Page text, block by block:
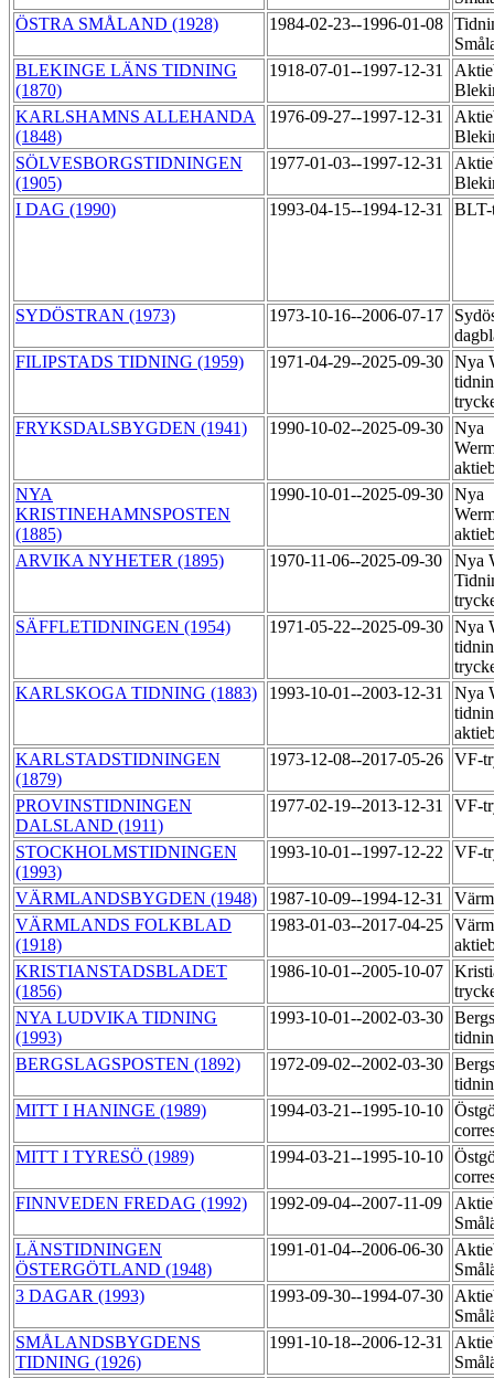
ÖSTRA SMÅLAND (1928)
1984-02-23--1996-01-08
BLEKINGE LÄNS TIDNING
(1870)
1918-07-01--1997-12-31
KARLSHAMNS ALLEHANDA
(1848)
1976-09-27--1997-12-31
SÖLVESBORGSTIDNINGEN
(1905)
1977-01-03--1997-12-31
I DAG (1990)
1993-04-15--1994-12-31
SYDÖSTRAN (1973) 1973-10-16--2006-07-17
FILIPSTADS TIDNING (1959)
1971-04-29--2025-09-30 Nya
FRYKSDALSBYGDEN (1941)
1990-10-02--2025-09-30 Nya
NYA
KRISTINEHAMNSPOSTEN
(1885)
1990-10-01--2025-09-30 Nya
ARVIKA NYHETER (1895)
1970-11-06--2025-09-30
Nya
SÄFFLETIDNINGEN (1954)
1971-05-22--2025-09-30 Nya
KARLSKOGA TIDNING (1883)
1993-10-01--2003-12-31
Nya
KARLSTADSTIDNINGEN
(1879)
1973-12-08--2017-05-26 VF-
PROVINSTIDNINGEN
DALSLAND (1911)
1977-02-19--2013-12-31 VF-
STOCKHOLMSTIDNINGEN
(1993)
1993-10-01--1997-12-22 VF-
VÄRMLANDSBYGDEN (1948) 1987-10-09--1994-12-31
VÄRMLANDS FOLKBLAD
(1918)
1983-01-03--2017-04-25
KRISTIANSTADSBLADET
(1856)
1986-10-01--2005-10-07
NYA LUDVIKA TIDNING
(1993)
1993-10-01--2002-03-30
BERGSLAGSPOSTEN (1892)
1972-09-02--2002-03-30
MITT I HANINGE (1989)
1994-03-21--1995-10-10
MITT I TYRESÖ (1989)
1994-03-21--1995-10-10
FINNVEDEN FREDAG (1992)
1992-09-04--2007-11-09
LÄNSTIDNINGEN
ÖSTERGÖTLAND (1948)
1991-01-04--2006-06-30
3 DAGAR (1993)
1993-09-30--1994-07-30
SMÅLANDSBYGDENS
TIDNING (1926)
1991-10-18--2006-12-31